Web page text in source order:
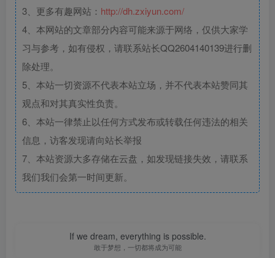
3、更多有趣网站： http://dh.zxiyun.com/
4、本网站的文章部分内容可能来源于网络，仅供大家学
习与参考，如有侵权，请联系站长QQ2604140139进行删
除处理。
5、本站一切资源不代表本站立场，并不代表本站赞同其
观点和对其真实性负责。
6、本站一律禁止以任何方式发布或转载任何违法的相关
信息，访客发现请向站长举报
7、本站资源大多存储在云盘，如发现链接失效，请联系
我们我们会第一时间更新。
If we dream, everything is possible.
敢于梦想，一切都将成为可能